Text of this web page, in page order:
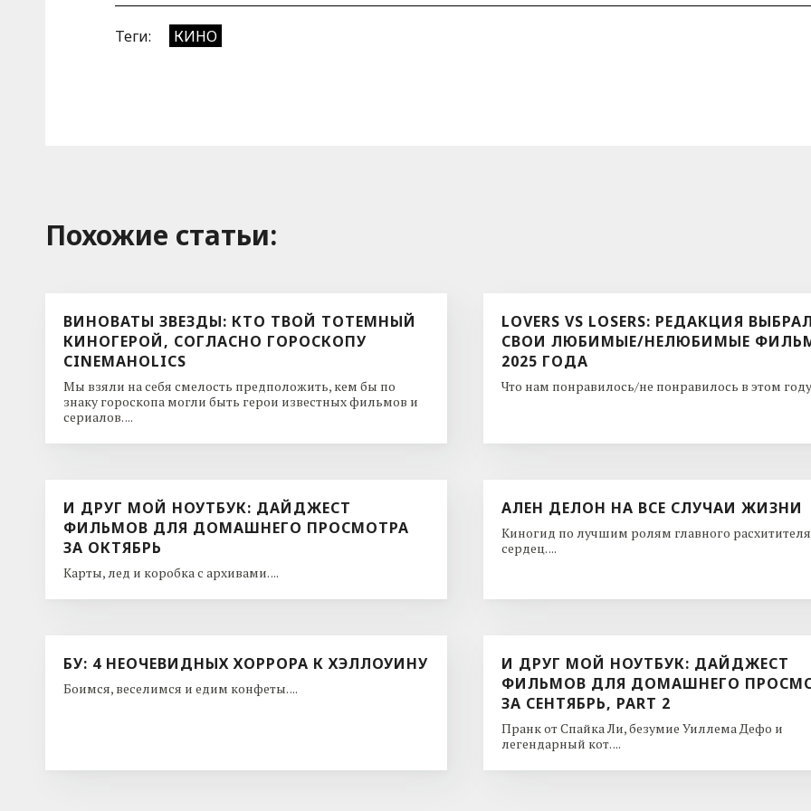
Теги: КИНО
Похожие cтатьи:
ВИНОВАТЫ ЗВЕЗДЫ: КТО ТВОЙ ТОТЕМНЫЙ
КИНОГЕРОЙ, СОГЛАСНО ГОРОСКОПУ
CINEMAHOLICS
Мы взяли на себя смелость предположить, кем бы по
знаку гороскопа могли быть герои известных фильмов и
сериалов. ...
LOVERS VS LOSERS: РЕДАКЦИЯ
СВОИ ЛЮБИМЫЕ/НЕЛЮБИМЫЕ
2025 ГОДА
Что нам понравилось/не понравилось в этом
И ДРУГ МОЙ НОУТБУК: ДАЙДЖЕСТ
ФИЛЬМОВ ДЛЯ ДОМАШНЕГО ПРОСМОТРА
ЗА ОКТЯБРЬ
Карты, лед и коробка с архивами. ...
АЛЕН ДЕЛОН НА ВСЕ СЛУЧАИ ЖИЗНИ
Киногид по лучшим ролям главного
сердец. ...
БУ: 4 НЕОЧЕВИДНЫХ ХОРРОРА К ХЭЛЛОУИНУ
Боимся, веселимся и едим конфеты. ...
И ДРУГ МОЙ НОУТБУК: ДАЙДЖЕСТ
ФИЛЬМОВ ДЛЯ ДОМАШНЕГО
ЗА СЕНТЯБРЬ, PART 2
Пранк от Спайка Ли, безумие Уиллема Дефо и
легендарный кот. ...